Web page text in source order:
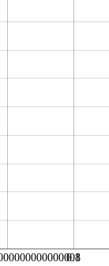
0.8